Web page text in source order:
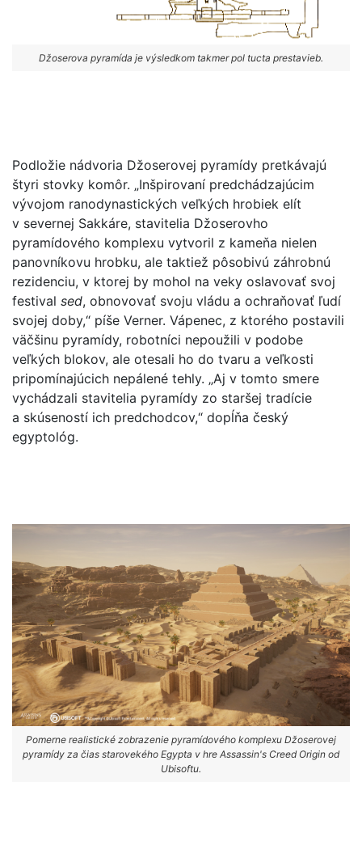
Džoserova pyramída je výsledkom takmer pol tucta prestavieb.
Podložie nádvoria Džoserovej pyramídy pretkávajú
štyri stovky komôr. „Inšpirovaní predchádzajúcim
vývojom ranodynastických veľkých hrobiek elít
v severnej Sakkáre, stavitelia Džoserovho
pyramídového komplexu vytvoril z kameňa nielen
panovníkovu hrobku, ale taktiež pôsobivú záhrobnú
rezidenciu, v ktorej by mohol na veky oslavovať svoj
festival sed, obnovovať svoju vládu a ochraňovať ľudí
svojej doby,“ píše Verner. Vápenec, z ktorého postavili
väčšinu pyramídy, robotníci nepoužili v podobe
veľkých blokov, ale otesali ho do tvaru a veľkosti
pripomínajúcich nepálené tehly. „Aj v tomto smere
vychádzali stavitelia pyramídy zo staršej tradície
a skúseností ich predchodcov,“ dopĺňa český
egyptológ.
Pomerne realistické zobrazenie pyramídového komplexu Džoserovej
pyramídy za čias starovekého Egypta v hre Assassin's Creed Origin od
Ubisoftu.